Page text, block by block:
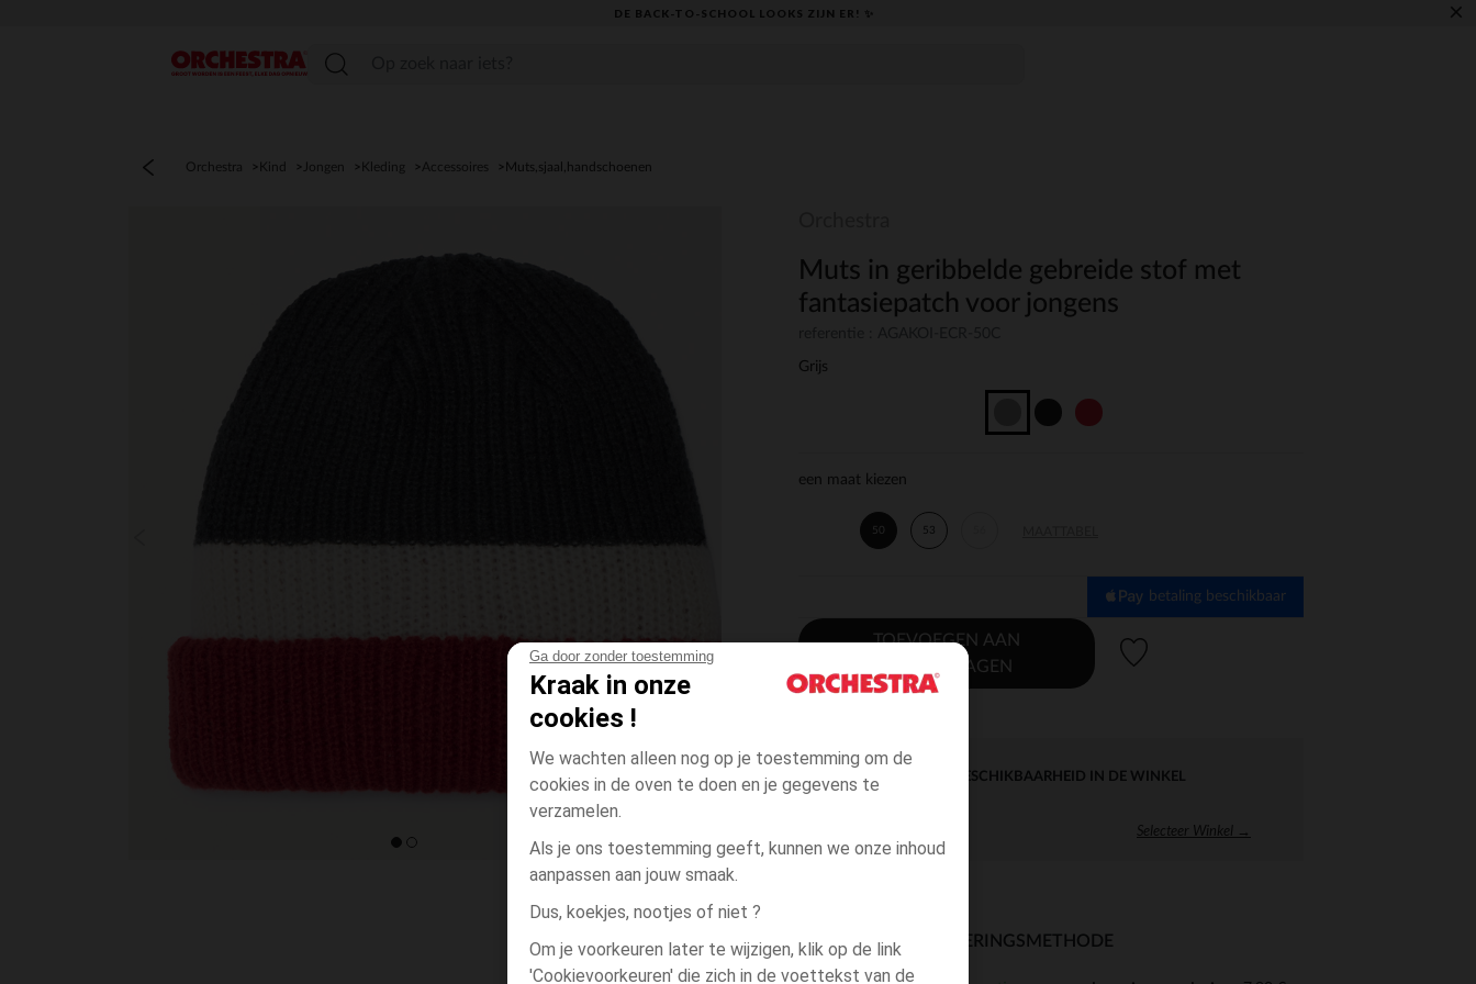
Ga door zonder toestemming
Kraak in onze
cookies !
We wachten alleen nog op je toestemming om de
cookies in de oven te doen en je gegevens te
verzamelen.
Als je ons toestemming geeft, kunnen we onze inhoud
aanpassen aan jouw smaak.
Dus, koekjes, nootjes of niet ?
Om je voorkeuren later te wijzigen, klik op de link
'Cookievoorkeuren' die zich in de voettekst van de
DE BACK-TO-SCHOOL LOOKS ZIJN ER! ✨ ×
menu
Orchestra Kind Jongen Kleding Accessoires Muts,sjaal,handschoenen
Muts in geribbelde gebreide stof met
fantasiepatch voor jongens
Grijs
een maat kiezen
50 53
betaling beschikbaar
TOEVOEGEN AAN
WINKELWAGEN
DIRECTE BESCHIKBAARHEID IN DE WINKEL
Selecteer Winkel →
BESCHIKBAARE LEVERINGSMETHODE